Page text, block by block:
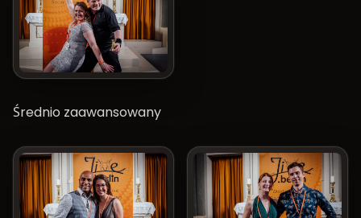
Średnio zaawansowany